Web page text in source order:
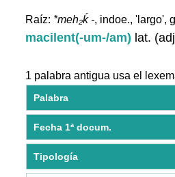
Raíz: *meh₂ḱ -, indoe., 'largo',
macilent(-um-/am) lat.
1 palabra antigua usa el
Palabra
Fecha 1ª docum.
Tipología